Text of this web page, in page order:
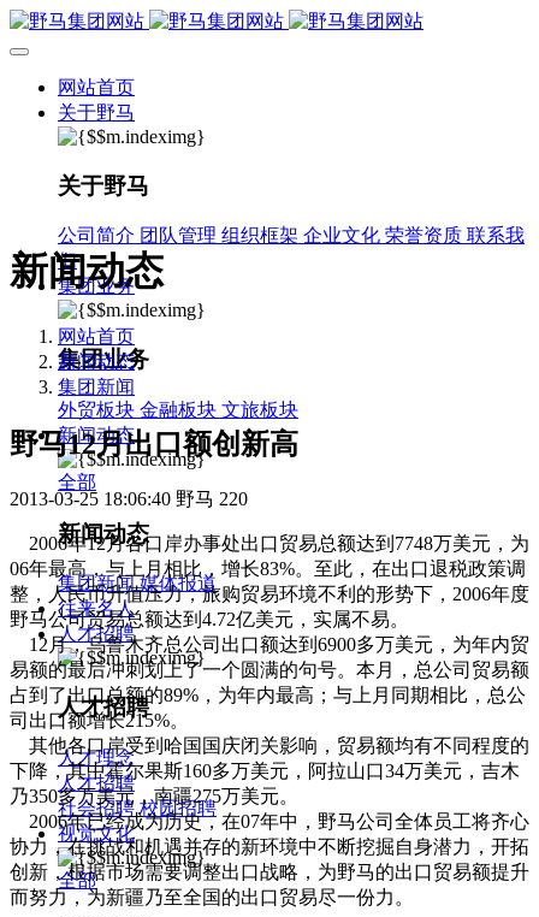
网站首页
关于野马
关于野马
公司简介 团队管理 组织框架 企业文化 荣誉资质 联系我
们
集团业务
集团业务
外贸板块 金融板块 文旅板块
新闻动态
全部
新闻动态
集团新闻 媒体报道
往来名人
人才招聘
人才招聘
人才理念
人才招聘
社会招聘 校园招聘
视觉文化
全部
新闻动态
网站首页
新闻动态
集团新闻
野马12月出口额创新高
2013-03-25 18:06:40 野马 220
2006年12月各口岸办事处出口贸易总额达到7748万美元，为
06年最高，与上月相比，增长83%。至此，在出口退税政策调
整，人民币升值压力，旅购贸易环境不利的形势下，2006年度
野马公司贸易总额达到4.72亿美元，实属不易。
12月，乌鲁木齐总公司出口额达到6900多万美元，为年内贸
易额的最后冲刺划上了一个圆满的句号。本月，总公司贸易额
占到了出口总额的89%，为年内最高；与上月同期相比，总公
司出口额增长215%。
其他各口岸受到哈国国庆闭关影响，贸易额均有不同程度的
下降，其中霍尔果斯160多万美元，阿拉山口34万美元，吉木
乃350多万美元，南疆275万美元。
2006年已经成为历史，在07年中，野马公司全体员工将齐心
协力，在挑战和机遇并存的新环境中不断挖掘自身潜力，开拓
创新，根据市场需要调整出口战略，为野马的出口贸易额提升
而努力，为新疆乃至全国的出口贸易尽一份力。